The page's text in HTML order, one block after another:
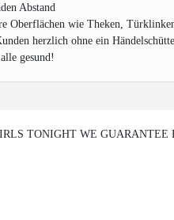
Abstand
Oberflächen wie Theken,
herzlich ohne ein
gesund!
TONIGHT WE